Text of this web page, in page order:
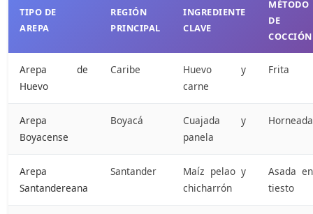
TIPO DE
AREPA
REGIÓN
PRINCIPAL
INGREDIENTE
CLAVE
MÉTODO
DE
COCCIÓN
Arepa de
Huevo
Caribe
Huevo y
carne
Frita
Arepa
Boyacense
Boyacá
Cuajada y
panela
Horneada
Arepa
Santandereana
Santander
Maíz pelao y
chicharrón
Asada en
tiesto